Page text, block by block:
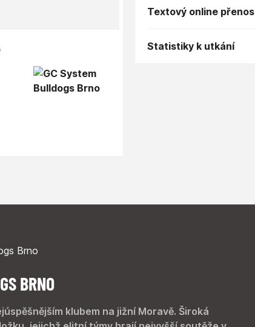
Textový online přenos
Statistiky k utkání
BRNO
klubem na jižní Moravě. Široká